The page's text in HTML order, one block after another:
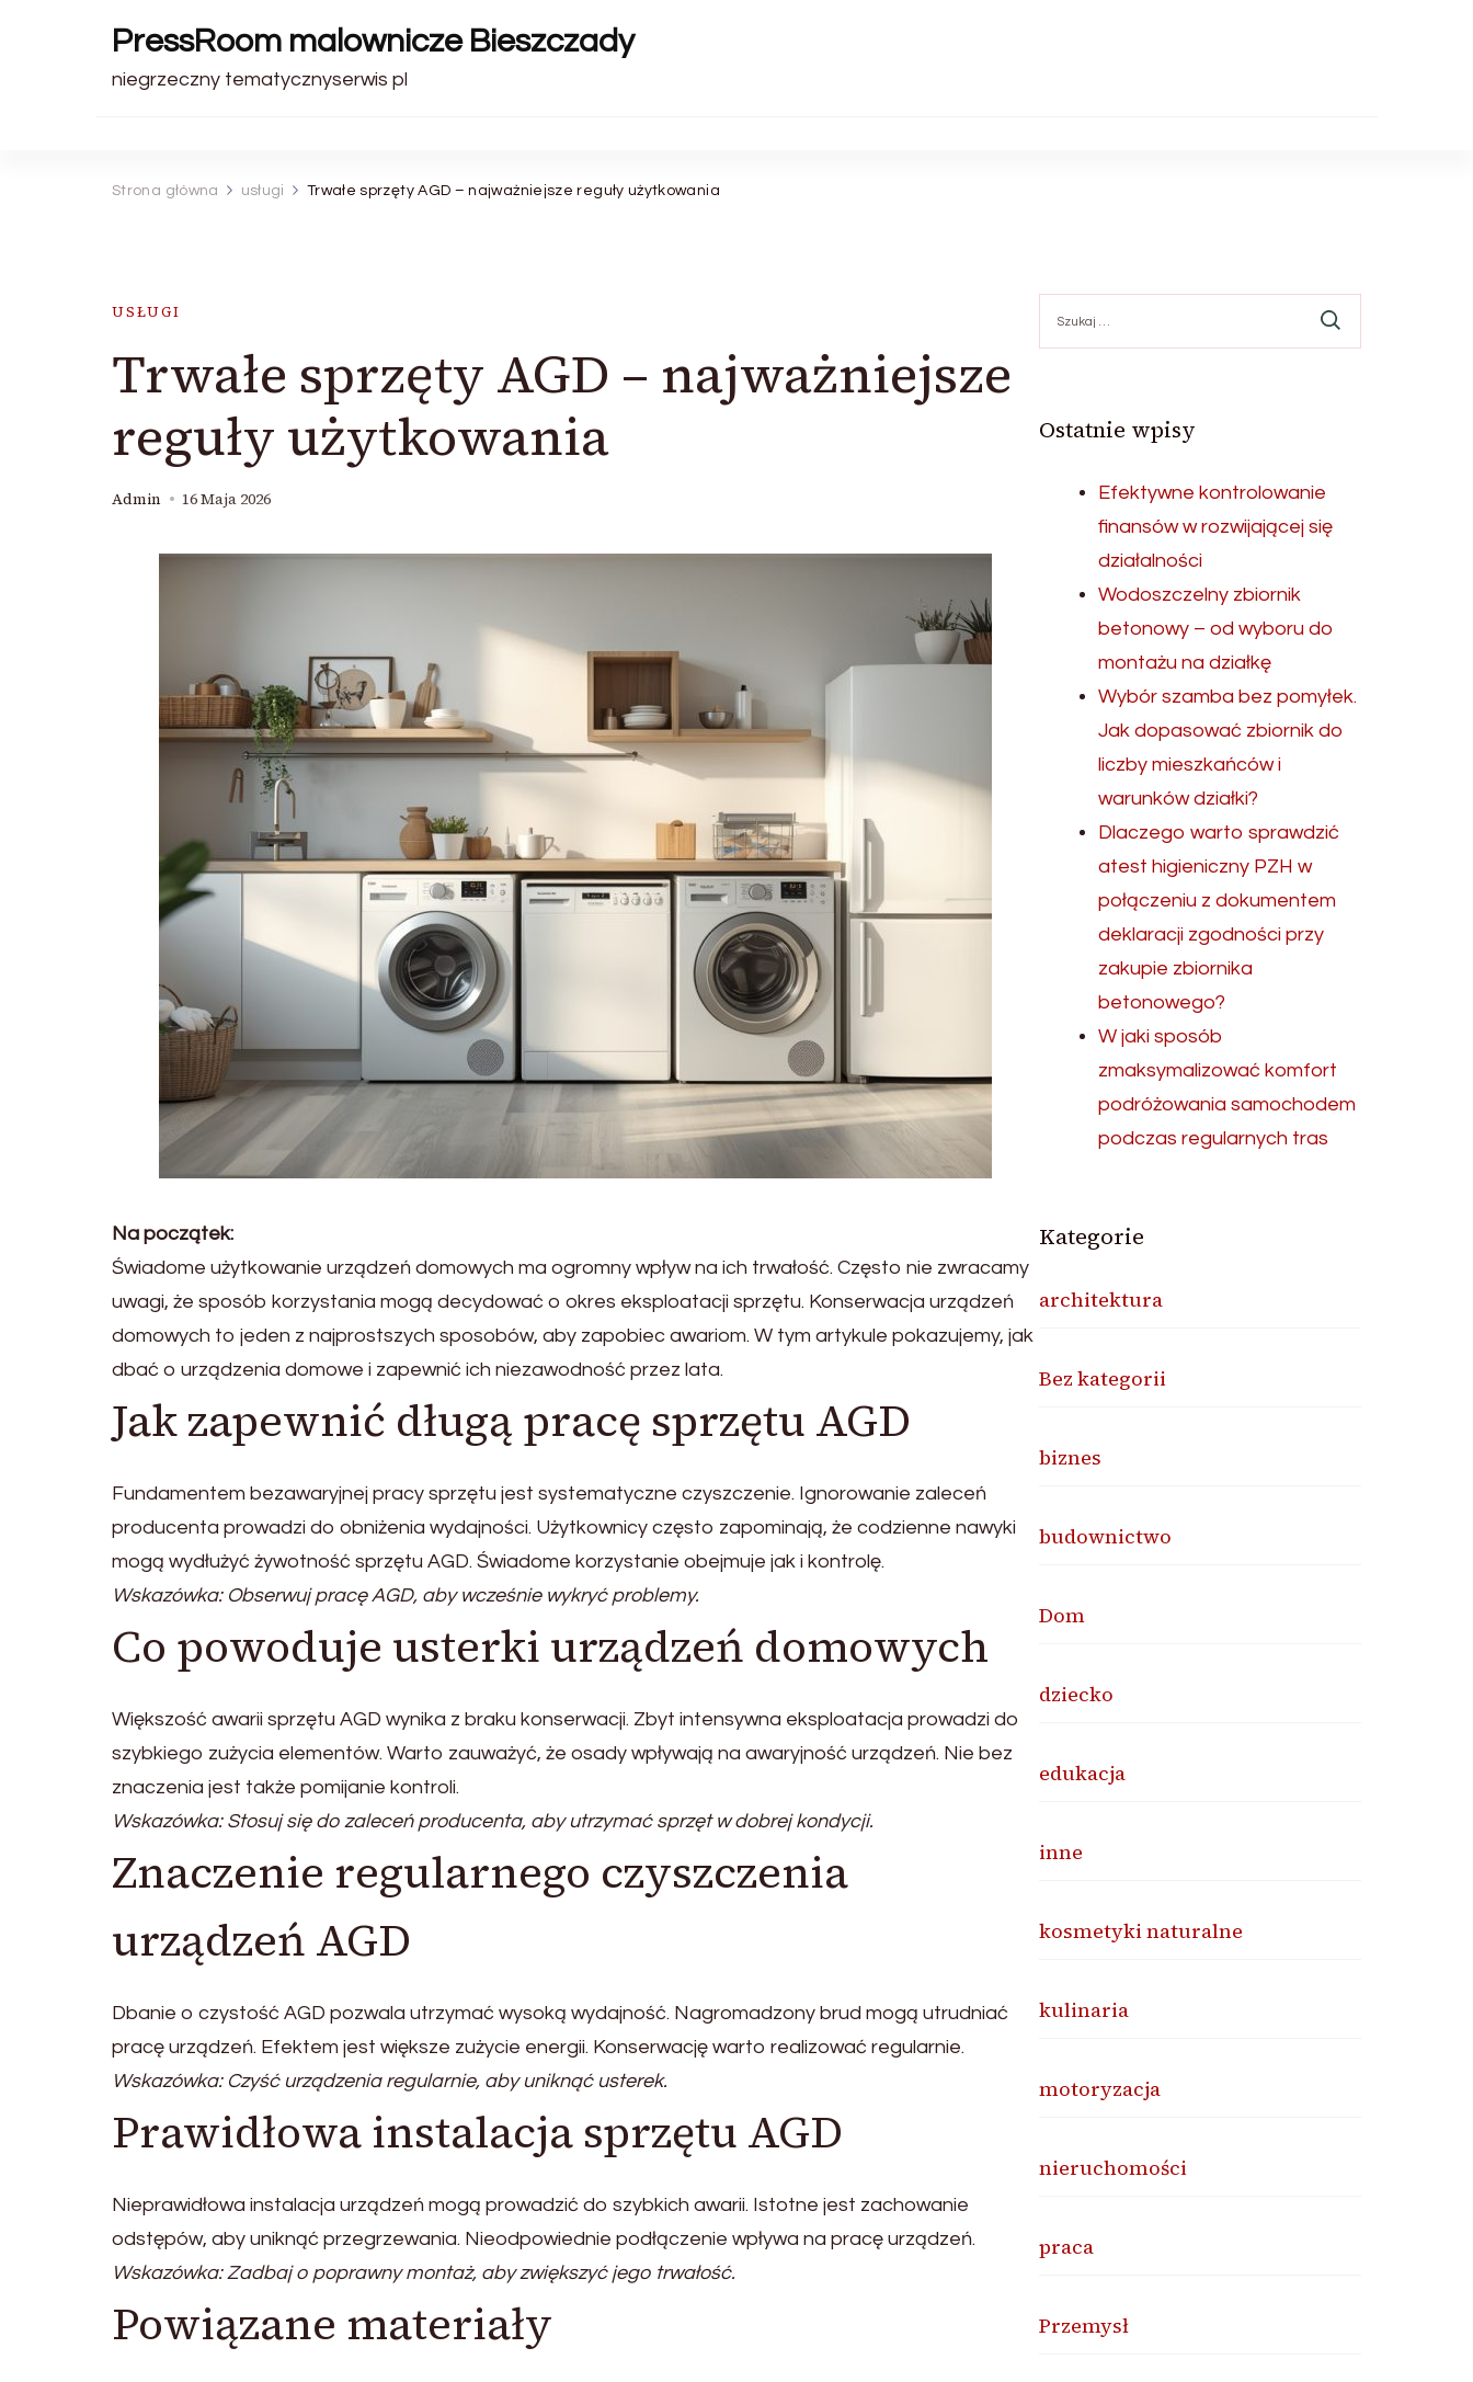
PressRoom malownicze Bieszczady
niegrzeczny tematycznyserwis pl
Strona główna usługi Trwałe sprzęty AGD – najważniejsze reguły użytkowania
USŁUGI
Trwałe sprzęty AGD – najważniejsze
reguły użytkowania
Admin 16 Maja 2026
Na początek:
Świadome użytkowanie urządzeń domowych ma ogromny wpływ na ich trwałość. Często nie zwracamy
uwagi, że sposób korzystania mogą decydować o okres eksploatacji sprzętu. Konserwacja urządzeń
domowych to jeden z najprostszych sposobów, aby zapobiec awariom. W tym artykule pokazujemy, jak
dbać o urządzenia domowe i zapewnić ich niezawodność przez lata.
Jak zapewnić długą pracę sprzętu AGD
Fundamentem bezawaryjnej pracy sprzętu jest systematyczne czyszczenie. Ignorowanie zaleceń
producenta prowadzi do obniżenia wydajności. Użytkownicy często zapominają, że codzienne nawyki
mogą wydłużyć żywotność sprzętu AGD. Świadome korzystanie obejmuje jak i kontrolę.
Wskazówka: Obserwuj pracę AGD, aby wcześnie wykryć problemy.
Co powoduje usterki urządzeń domowych
Większość awarii sprzętu AGD wynika z braku konserwacji. Zbyt intensywna eksploatacja prowadzi do
szybkiego zużycia elementów. Warto zauważyć, że osady wpływają na awaryjność urządzeń. Nie bez
znaczenia jest także pomijanie kontroli.
Wskazówka: Stosuj się do zaleceń producenta, aby utrzymać sprzęt w dobrej kondycji.
Znaczenie regularnego czyszczenia
urządzeń AGD
Dbanie o czystość AGD pozwala utrzymać wysoką wydajność. Nagromadzony brud mogą utrudniać
pracę urządzeń. Efektem jest większe zużycie energii. Konserwację warto realizować regularnie.
Wskazówka: Czyść urządzenia regularnie, aby uniknąć usterek.
Prawidłowa instalacja sprzętu AGD
Nieprawidłowa instalacja urządzeń mogą prowadzić do szybkich awarii. Istotne jest zachowanie
odstępów, aby uniknąć przegrzewania. Nieodpowiednie podłączenie wpływa na pracę urządzeń.
Wskazówka: Zadbaj o poprawny montaż, aby zwiększyć jego trwałość.
Powiązane materiały
Ostatnie wpisy
Efektywne kontrolowanie
finansów w rozwijającej się
działalności
Wodoszczelny zbiornik
betonowy – od wyboru do
montażu na działkę
Wybór szamba bez pomyłek.
Jak dopasować zbiornik do
liczby mieszkańców i
warunków działki?
Dlaczego warto sprawdzić
atest higieniczny PZH w
połączeniu z dokumentem
deklaracji zgodności przy
zakupie zbiornika
betonowego?
W jaki sposób
zmaksymalizować komfort
podróżowania samochodem
podczas regularnych tras
Kategorie
architektura
Bez kategorii
biznes
budownictwo
Dom
dziecko
edukacja
inne
kosmetyki naturalne
kulinaria
motoryzacja
nieruchomości
praca
Przemysł